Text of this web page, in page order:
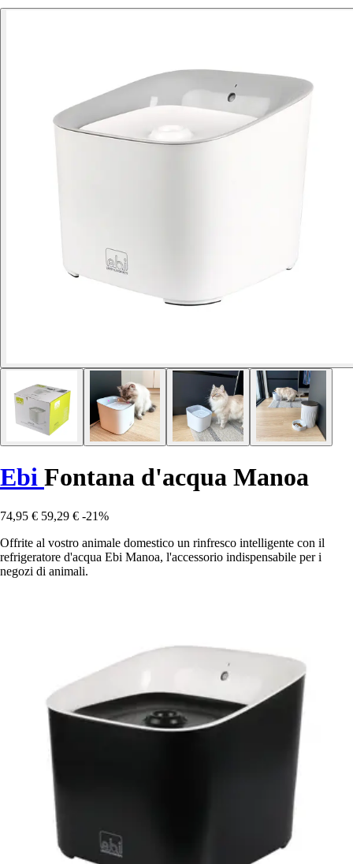
Ebi Fontana d'acqua Manoa
74,95 € 59,29 € -21%
Offrite al vostro animale domestico un rinfresco intelligente con il
refrigeratore d'acqua Ebi Manoa, l'accessorio indispensabile per i
negozi di animali.